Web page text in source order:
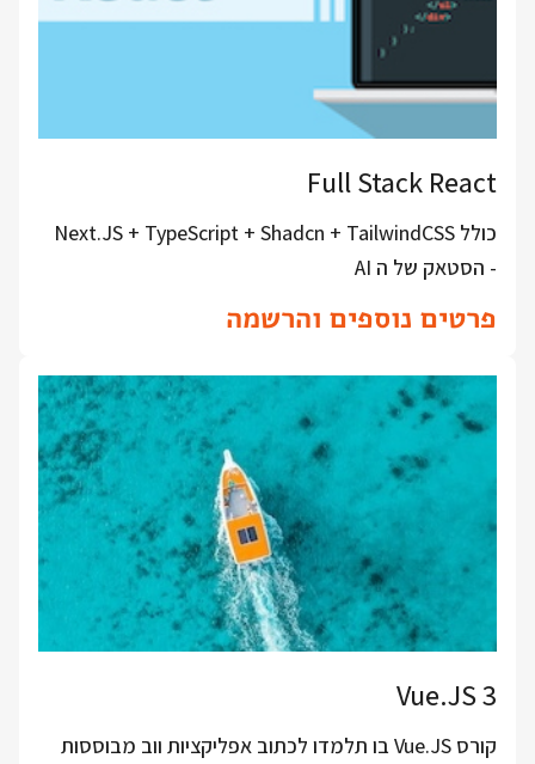
Full Stack React
כולל Next.JS + TypeScript + Shadcn + TailwindCSS
- הסטאק של ה AI
פרטים נוספים והרשמה
Vue.JS 3
קורס Vue.JS בו תלמדו לכתוב אפליקציות ווב מבוססות